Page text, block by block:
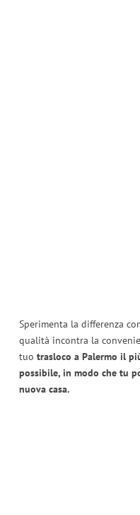
Sperimenta la differenza
qualità incontra la
tuo trasloco a Palermo il
possibile, in modo che tu
nuova casa.